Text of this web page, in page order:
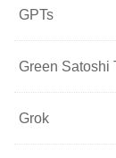
GPTs
Green Satoshi
Grok